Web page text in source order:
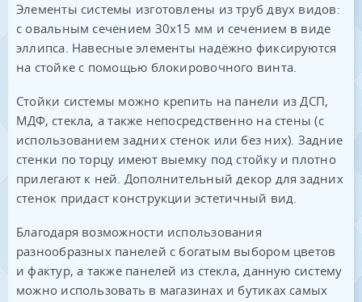
Элементы системы изготовлены из труб двух видов:
с овальным сечением 30х15 мм и сечением в виде
эллипса. Навесные элементы надёжно фиксируются
на стойке с помощью блокировочного винта.
Стойки системы можно крепить на панели из ДСП,
МДФ, стекла, а также непосредственно на стены (с
использованием задних стенок или без них). Задние
стенки по торцу имеют выемку под стойку и плотно
прилегают к ней. Дополнительный декор для задних
стенок придаст конструкции эстетичный вид.
Благодаря возможности использования
разнообразных панелей с богатым выбором цветов
и фактур, а также панелей из стекла, данную систему
можно использовать в магазинах и бутиках самых